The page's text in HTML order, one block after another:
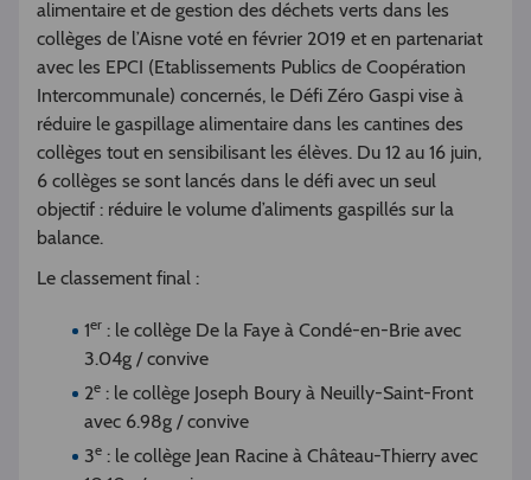
alimentaire et de gestion des déchets verts dans les
collèges de l’Aisne voté en février 2019 et en partenariat
avec les EPCI (Etablissements Publics de Coopération
Intercommunale) concernés, le Défi Zéro Gaspi vise à
réduire le gaspillage alimentaire dans les cantines des
collèges tout en sensibilisant les élèves. Du 12 au 16 juin,
6 collèges se sont lancés dans le défi avec un seul
objectif : réduire le volume d’aliments gaspillés sur la
balance.
Le classement final :
1er : le collège De la Faye à Condé-en-Brie avec
3.04g / convive
2e : le collège Joseph Boury à Neuilly-Saint-Front
avec 6.98g / convive
3e : le collège Jean Racine à Château-Thierry avec